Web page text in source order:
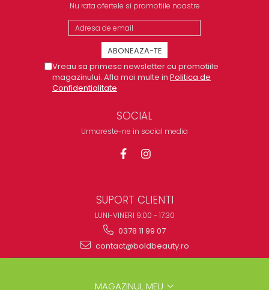
Nu rata ofertele si promotiile noastre
Vreau sa primesc newsletter cu promotiile
magazinului. Afla mai multe in Politica de
Confidentialitate
SOCIAL
Urmareste-ne in social media
SUPORT CLIENTI
LUNI-VINERI 9:00 - 17:30
0378 11 99 07
contact@boldbeauty.ro
MAGAZINUL MEU